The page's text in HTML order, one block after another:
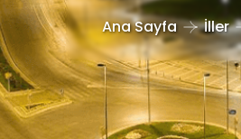
Ana Sayfa İller